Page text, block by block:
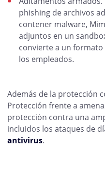
phishing de archivos
contener malware,
adjuntos en un
convierte a un
los empleados.
Además de la protección
Protección frente a
protección contra una
incluidos los ataques de
antivirus.